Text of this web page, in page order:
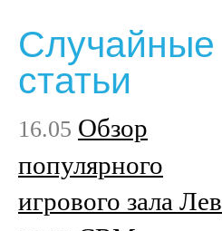
Случайные
статьи
16.05 Обзор
популярного
игрового зала Лев